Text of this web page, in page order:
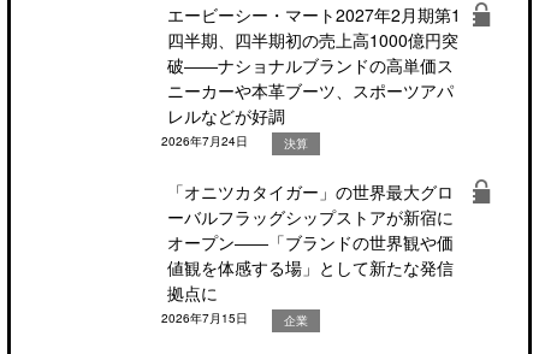
エービーシー・マート2027年2月期第1
四半期、四半期初の売上高1000億円突
破――ナショナルブランドの高単価ス
ニーカーや本革ブーツ、スポーツアパ
レルなどが好調
2026年7月24日 決算
「オニツカタイガー」の世界最大グロ
ーバルフラッグシップストアが新宿に
オープン――「ブランドの世界観や価
値観を体感する場」として新たな発信
拠点に
2026年7月15日 企業